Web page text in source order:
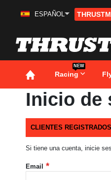
ESPAÑOL
Racing
NEW
Inicio de
CLIENTES REGISTRADOS
Si tiene una cuenta, inicie
Email